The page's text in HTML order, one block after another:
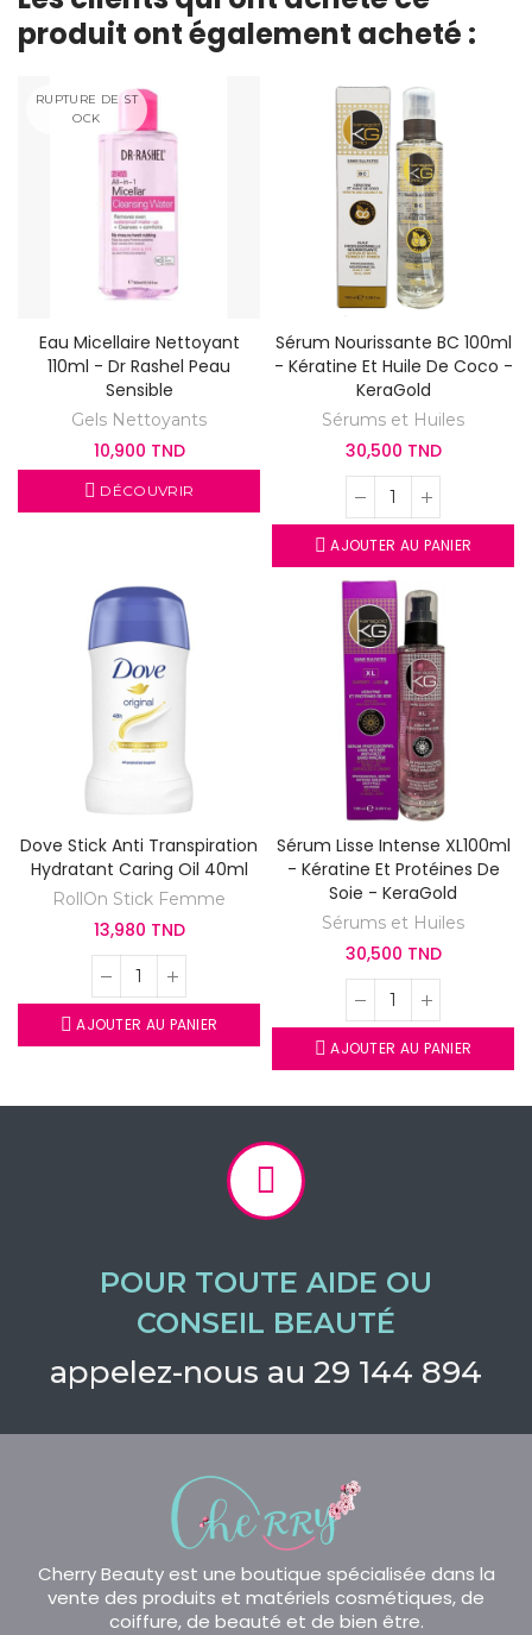
produit ont également acheté :
RUPTURE DE ST
OCK
Eau Micellaire Nettoyant
110ml - Dr Rashel Peau
Sensible
Gels Nettoyants
10,900 TND
DÉCOUVRIR
Sérum Nourissante BC 100ml
- Kératine Et Huile De Coco -
KeraGold
Sérums et Huiles
30,500 TND
AJOUTER AU PANIER
Dove Stick Anti Transpiration
Hydratant Caring Oil 40ml
RollOn Stick Femme
13,980 TND
AJOUTER AU PANIER
Sérum Lisse Intense XL100ml
- Kératine Et Protéines De
Soie - KeraGold
Sérums et Huiles
30,500 TND
AJOUTER AU PANIER
POUR TOUTE AIDE OU
CONSEIL BEAUTÉ
appelez-nous au 29 144 894
Cherry Beauty est une boutique spécialisée dans la
vente des produits et matériels cosmétiques, de
coiffure, de beauté et de bien être.